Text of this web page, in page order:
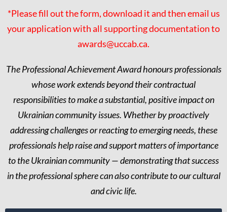
*Please fill out the form, download it and then email us
your application with all supporting documentation to
awards@uccab.ca.
The Professional Achievement Award honours professionals
whose work extends beyond their contractual
responsibilities to make a substantial, positive impact on
Ukrainian community issues. Whether by proactively
addressing challenges or reacting to emerging needs, these
professionals help raise and support matters of importance
to the Ukrainian community — demonstrating that success
in the professional sphere can also contribute to our cultural
and civic life.